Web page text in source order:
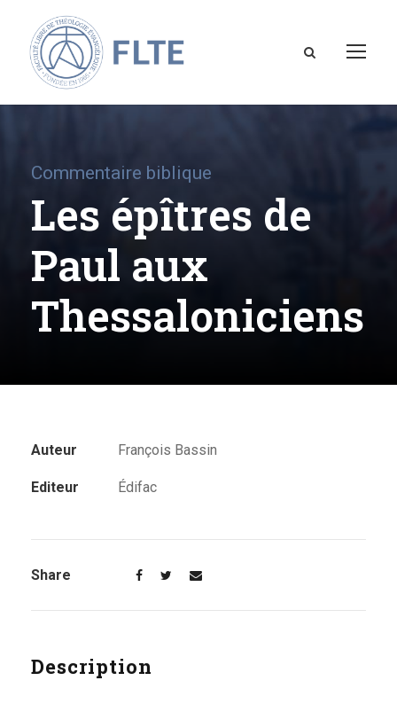
Commentaire biblique
Les épîtres de
Paul aux
Thessaloniciens
Auteur François Bassin
Editeur Édifac
Share
Description